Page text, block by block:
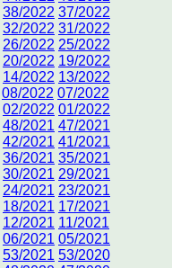
38/2022 37/2022
32/2022 31/2022
26/2022 25/2022
20/2022 19/2022
14/2022 13/2022
08/2022 07/2022
02/2022 01/2022
48/2021 47/2021
42/2021 41/2021
36/2021 35/2021
30/2021 29/2021
24/2021 23/2021
18/2021 17/2021
12/2021 11/2021
06/2021 05/2021
53/2021 53/2020